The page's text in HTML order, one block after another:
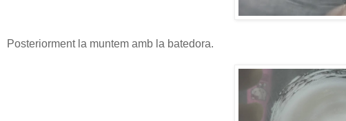
Posteriorment la muntem amb la batedora.